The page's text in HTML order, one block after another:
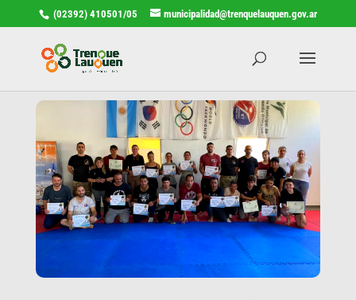
(02392) 410501/05 municipalidad@trenquelauquen.gov.ar